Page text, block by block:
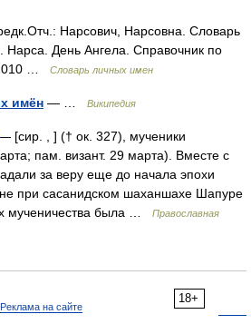
Нарсович, Нарсовна. Словарь
День Ангела. Справочник по
…
Словарь личных имен
имён — … Википедия
[сир. , ] († ок. 327), мученики
пам. визант. 29 марта). Вместе с
за веру еще до начала эпохи
при сасанидском шаханшахе Шапуре
мученичества была …
Православная
18+
Реклама на сайте